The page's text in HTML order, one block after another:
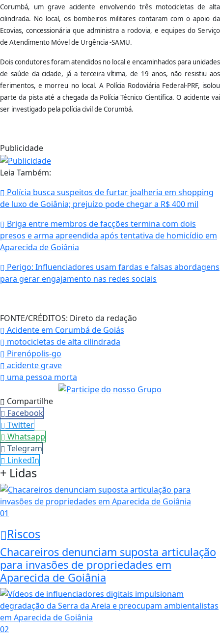
Corumbá, um grave acidente envolvendo três motocicletas de alta
cilindrada. No local, os bombeiros militares contaram com o apoio da
Ecovias, concessionária que administra a rodovia, e equipes do Serviço
de Atendimento Móvel de Urgência -SAMU.
Dois condutores foram atendidos no local e encaminhados para unidades
de saúde da cidade, já a terceira vítima, de 19 anos, não resistiu aos
ferimentos, e morreu no local. A Polícia Rodoviária Federal-PRF, isolou
parte da pista até a chegada da Polícia Técnico Científica. O acidente vai
ser investigado pela polícia civil de Corumbá.
Publicidade
Leia Também:
Polícia busca suspeitos de furtar joalheria em shopping
de luxo de Goiânia; prejuízo pode chegar a R$ 400 mil
Briga entre membros de facções termina com dois
presos e arma apreendida após tentativa de homicídio em
Aparecida de Goiânia
Perigo: Influenciadores usam fardas e falsas abordagens
para gerar engajamento nas redes sociais
FONTE/CRÉDITOS: Direto da redação
Acidente em Corumbá de Goiás
motocicletas de alta cilindrada
Pirenópolis-go
acidente grave
uma pessoa morta
Compartilhe
Facebook
Twitter
Whatsapp
Telegram
LinkedIn
+ Lidas
01
Riscos
Chacareiros denunciam suposta articulação
para invasões de propriedades em
Aparecida de Goiânia
02